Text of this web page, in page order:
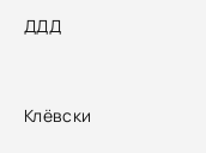
ДДД
Клёвски